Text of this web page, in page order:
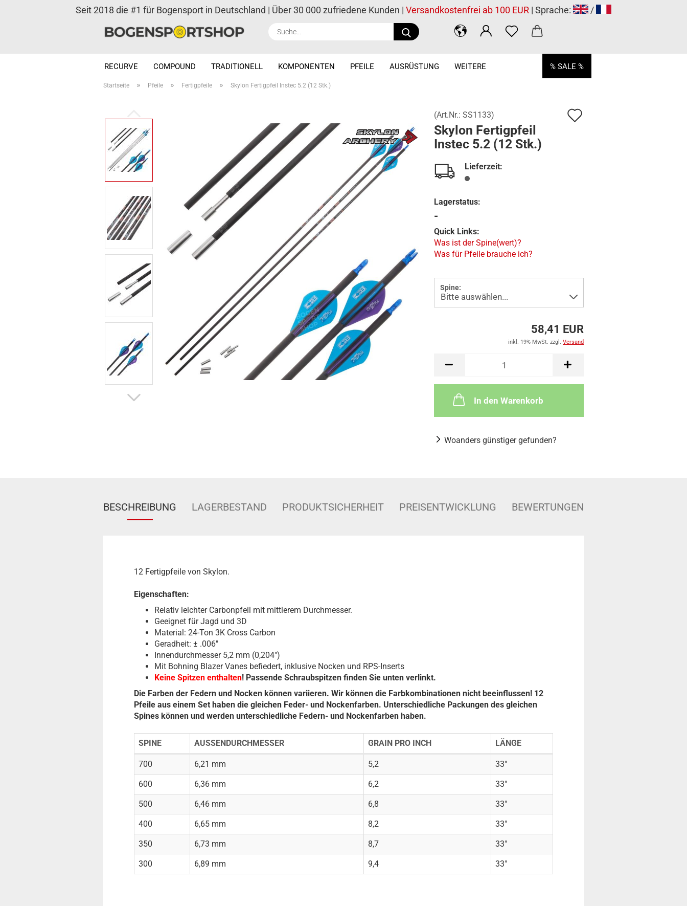
Suche...
Seit 2018 die #1 für Bogensport in Deutschland | Über 30 000 zufriedene Kunden | Versandkostenfrei ab 100 EUR | Sprache: /
RECURVE COMPOUND TRADITIONELL KOMPONENTEN PFEILE AUSRÜSTUNG % SALE %
WEITERE
Startseite » Pfeile » Fertigpfeile » Skylon Fertigpfeil Instec 5.2 (12 Stk.)
(Art.Nr.: SS1133)
Skylon Fertigpfeil
Instec 5.2 (12 Stk.)
Lieferzeit:
Lagerstatus:
-
Quick Links:
Was ist der Spine(wert)?
Was für Pfeile brauche ich?
Spine:
58,41 EUR
inkl. 19% MwSt. zzgl. Versand
In den Warenkorb
Woanders günstiger gefunden?
BESCHREIBUNG LAGERBESTAND PRODUKTSICHERHEIT PREISENTWICKLUNG BEWERTUNGEN
12 Fertigpfeile von Skylon.
Eigenschaften:
Relativ leichter Carbonpfeil mit mittlerem Durchmesser.
Geeignet für Jagd und 3D
Material: 24-Ton 3K Cross Carbon
Geradheit: ± .006"
Innendurchmesser 5,2 mm (0,204")
Mit Bohning Blazer Vanes befiedert, inklusive Nocken und RPS-Inserts
Keine Spitzen enthalten! Passende Schraubspitzen finden Sie unten verlinkt.
Die Farben der Federn und Nocken können variieren. Wir können die Farbkombinationen nicht beeinflussen! 12
Pfeile aus einem Set haben die gleichen Feder- und Nockenfarben. Unterschiedliche Packungen des gleichen
Spines können und werden unterschiedliche Federn- und Nockenfarben haben.
SPINE AUSSENDURCHMESSER GRAIN PRO INCH LÄNGE
700 6,21 mm 5,2 33"
600 6,36 mm 6,2 33"
500 6,46 mm 6,8 33"
400 6,65 mm 8,2 33"
350 6,73 mm 8,7 33"
300 6,89 mm 9,4 33"